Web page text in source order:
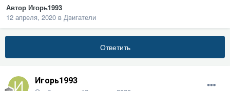
Автор Игорь1993
12 апреля, 2020 в Двигатели
Ответить
Игорь1993